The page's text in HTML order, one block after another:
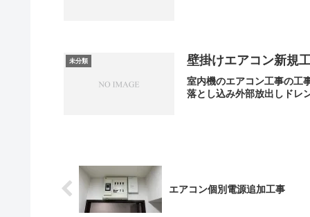
未分類 壁掛けエアコン新規
室内機のエアコン工事の工
落とし込み外部放出しドレ
エアコン個別電源追加工事